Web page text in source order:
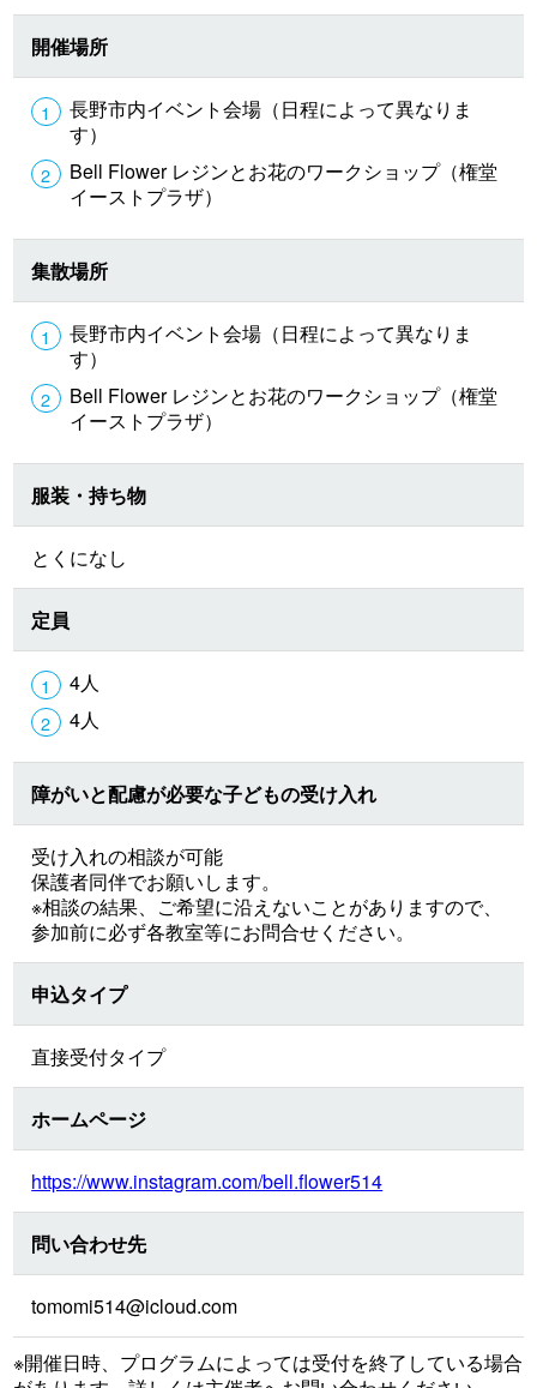
開催場所
長野市内イベント会場（日程によって異なりま
す）
Bell Flower レジンとお花のワークショップ（権堂
イーストプラザ）
集散場所
長野市内イベント会場（日程によって異なりま
す）
Bell Flower レジンとお花のワークショップ（権堂
イーストプラザ）
服装・持ち物
とくになし
定員
4人
4人
障がいと配慮が必要な子どもの受け入れ
受け入れの相談が可能
保護者同伴でお願いします。
※相談の結果、ご希望に沿えないことがありますので、
参加前に必ず各教室等にお問合せください。
申込タイプ
直接受付タイプ
ホームページ
https://www.instagram.com/bell.flower514
問い合わせ先
tomomi514@icloud.com
※開催日時、プログラムによっては受付を終了している場合